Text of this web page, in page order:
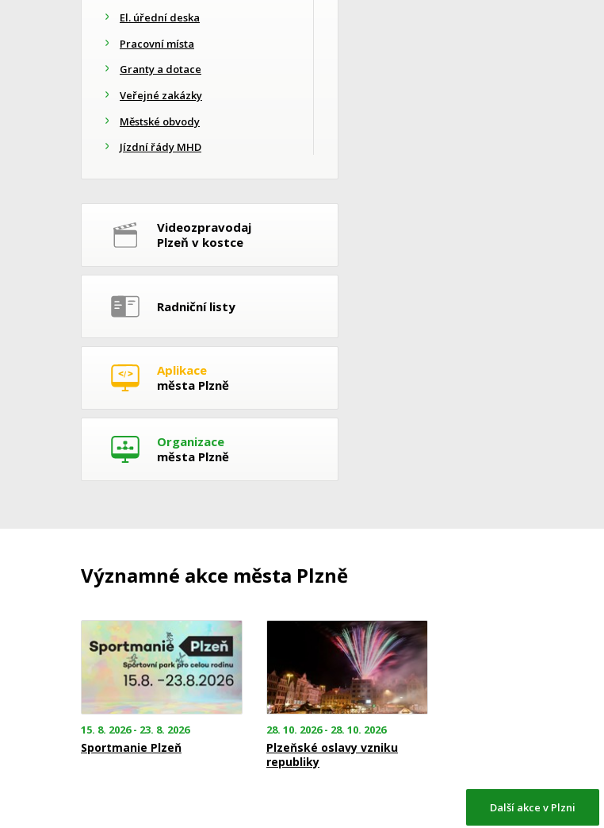
El. úřední deska
Pracovní místa
Granty a dotace
Veřejné zakázky
Městské obvody
Jízdní řády MHD
Videozpravodaj
Plzeň v kostce
Radniční listy
Aplikace
města Plzně
Organizace
města Plzně
Významné akce města Plzně
15. 8. 2026 - 23. 8. 2026
Sportmanie Plzeň
28. 10. 2026 - 28. 10. 2026
Plzeňské oslavy vzniku
republiky
Další akce v Plzni